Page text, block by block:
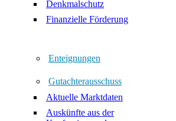
Denkmalschutz
Finanzielle Förderung
Enteignungen
Gutachterausschuss
Aktuelle Marktdaten
Auskünfte aus der